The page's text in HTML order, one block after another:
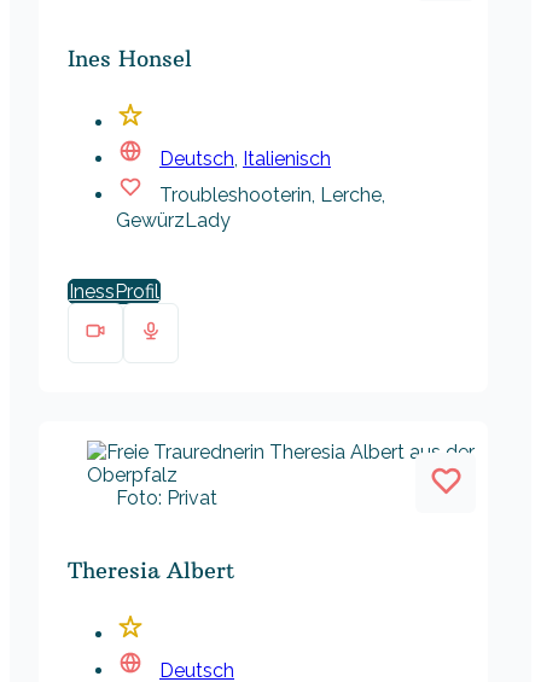
Ines Honsel
Deutsch, Italienisch
Troubleshooterin, Lerche,
GewürzLady
Iness
Foto: Privat
Theresia Albert
Deutsch